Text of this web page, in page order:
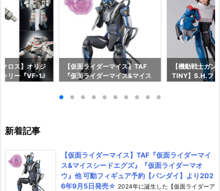
ロス】オリジ
リー『VF-1J
【仮面ライダーマイス】TAF
『仮面ライダーマイス&マイス
マオウ』他 可動フィギュア予約
【機動戦士ガン
TINY】S.H.フ
新着記事
【仮面ライダーマイス】TAF『仮面ライダーマイ
ス&マイスシードエグズ』『仮面ライダーマオ
ウ』他 可動フィギュア予約【バンダイ】より202
6年9月5日発売☆ 2024年に誕生した【仮面ライダーア